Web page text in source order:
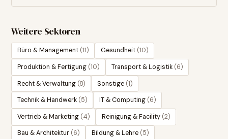
Weitere Sektoren
Büro & Management (11) Gesundheit (10)
Produktion & Fertigung (10) Transport & Logistik (6)
Recht & Verwaltung (8) Sonstige (1)
Technik & Handwerk (5) IT & Computing (6)
Vertrieb & Marketing (4) Reinigung & Facility (2)
Bau & Architektur (6) Bildung & Lehre (5)